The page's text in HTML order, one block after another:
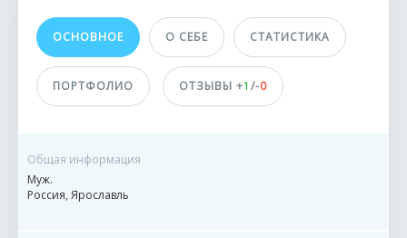
50 500
81 заказ
17 сделок
ОСНОВНОЕ О СЕБЕ СТАТИСТИКА
ПОРТФОЛИО ОТЗЫВЫ +1 /-0
Общая информация
Муж.
Россия, Ярославль